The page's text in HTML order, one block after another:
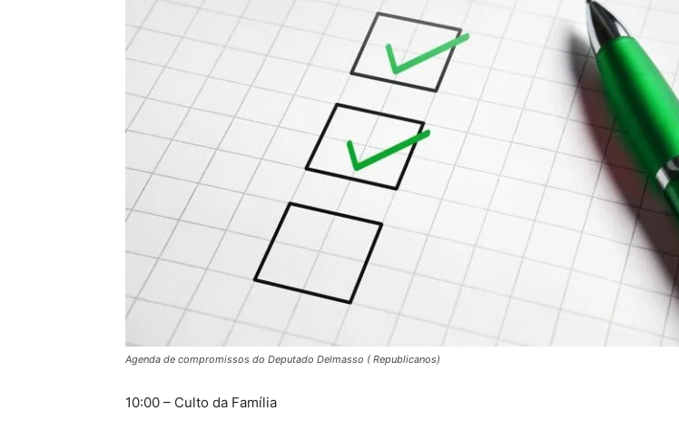
Agenda de compromissos do Deputado Delmasso ( Republicanos)
10:00 – Culto da Família